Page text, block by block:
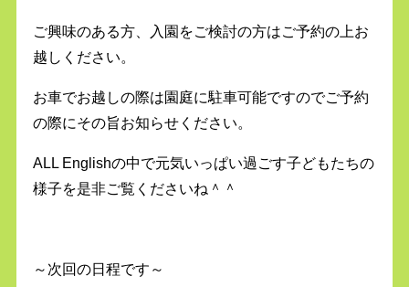
ご興味のある方、入園をご検討の方はご予約の上お
越しください。
お車でお越しの際は園庭に駐車可能ですのでご予約
の際にその旨お知らせください。
ALL Englishの中で元気いっぱい過ごす子どもたちの
様子を是非ご覧くださいね＾＾
～次回の日程です～